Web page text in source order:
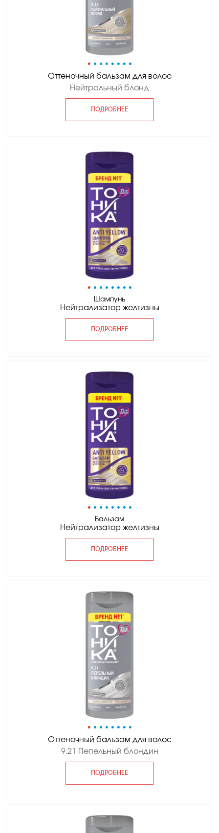
• • • • • • • •
Оттеночный бальзам для волос
Нейтральный блонд
ПОДРОБНЕЕ
• • • • • • • •
Шампунь
Нейтрализатор желтизны
ПОДРОБНЕЕ
• • • • • • • •
Бальзам
Нейтрализатор желтизны
ПОДРОБНЕЕ
• • • • • • • •
Оттеночный бальзам для волос
9.21 Пепельный блондин
ПОДРОБНЕЕ